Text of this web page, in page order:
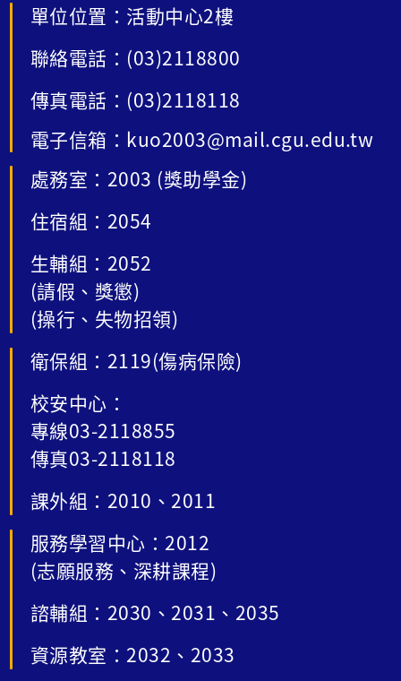
單位位置：活動中心2樓
聯絡電話：(03)2118800
傳真電話：(03)2118118
電子信箱：kuo2003@mail.cgu.edu.tw
處務室：2003 (獎助學金)
住宿組：2054
生輔組：2052
(請假、獎懲)
(操行、失物招領)
衛保組：2119(傷病保險)
校安中心：
專線03-2118855
傳真03-2118118
課外組：2010、2011
服務學習中心：2012
(志願服務、深耕課程)
諮輔組：2030、2031、2035
資源教室：2032、2033